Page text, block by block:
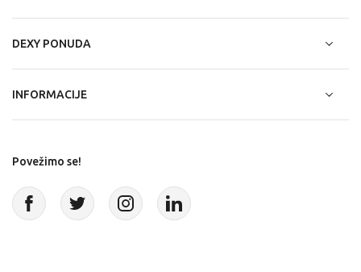
DEXY PONUDA
INFORMACIJE
Povežimo se!